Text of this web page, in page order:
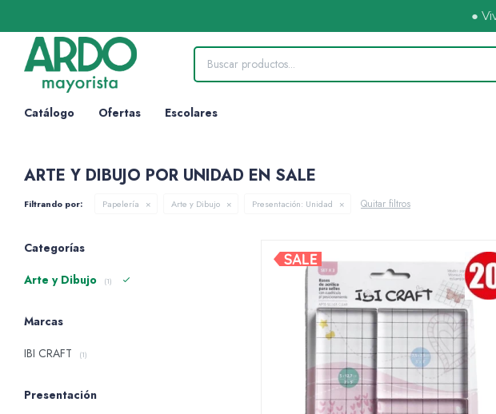
●
Catálogo Ofertas Escolares
ARTE Y DIBUJO POR UNIDAD EN SALE
Filtrando por: Papelería Arte y Dibujo Presentación: Unidad Quitar filtros
Categorías
Arte y Dibujo
(1)
Marcas
IBI CRAFT
(1)
Presentación